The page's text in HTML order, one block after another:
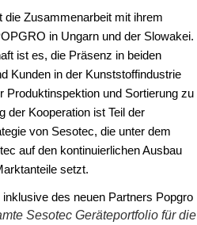
Zusammenarbeit mit ihrem
in Ungarn und der Slowakei.
ist es, die Präsenz in beiden
Kunden in der Kunststoffindustrie
Produktinspektion und Sortierung zu
der Kooperation ist Teil der
von Sesotec, die unter dem
auf den kontinuierlichen Ausbau
setzt.
Sesotec Geräteportfolio für die